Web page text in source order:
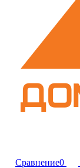
Сравнение0